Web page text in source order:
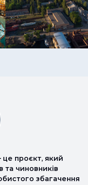
це проєкт, який
та чиновників
збагачення